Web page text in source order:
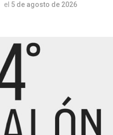
el 5 de agosto de 2026